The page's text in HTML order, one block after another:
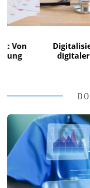
digitaler